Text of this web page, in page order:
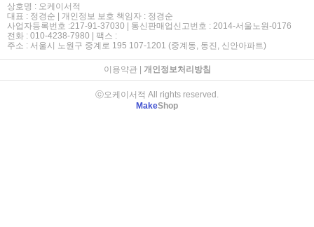
상호명 : 오케이서적
대표 : 정경순 | 개인정보 보호 책임자 : 정경순
사업자등록번호 :217-91-37030 | 통신판매업신고번호 : 2014-서울노원-0176
전화 : 010-4238-7980 | 팩스 :
주소 : 서울시 노원구 중계로 195 107-1201 (중계동, 동진, 신안아파트)
이용약관| 개인정보처리방침
ⓒ오케이서적 All rights reserved.
MakeShop